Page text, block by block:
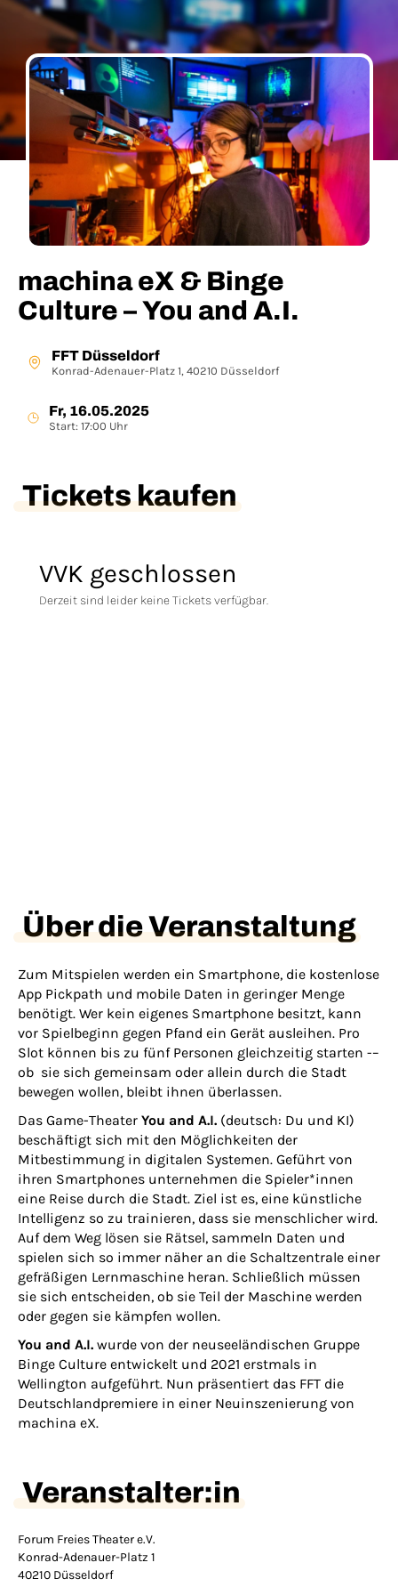
machina eX & Binge
Culture – You and A.I.
FFT Düsseldorf
Konrad-Adenauer-Platz 1, 40210 Düsseldorf
Fr, 16.05.2025
Start: 17:00 Uhr
Tickets kaufen
VVK geschlossen
Derzeit sind leider keine Tickets verfügbar.
Über die Veranstaltung
Zum Mitspielen werden ein Smartphone, die kostenlose
App Pickpath und mobile Daten in geringer Menge
benötigt. Wer kein eigenes Smartphone besitzt, kann
vor Spielbeginn gegen Pfand ein Gerät ausleihen. Pro
Slot können bis zu fünf Personen gleichzeitig starten -–
ob sie sich gemeinsam oder allein durch die Stadt
bewegen wollen, bleibt ihnen überlassen.
Das Game-Theater You and A.I. (deutsch: Du und KI)
beschäftigt sich mit den Möglichkeiten der
Mitbestimmung in digitalen Systemen. Geführt von
ihren Smartphones unternehmen die Spieler*innen
eine Reise durch die Stadt. Ziel ist es, eine künstliche
Intelligenz so zu trainieren, dass sie menschlicher wird.
Auf dem Weg lösen sie Rätsel, sammeln Daten und
spielen sich so immer näher an die Schaltzentrale einer
gefräßigen Lernmaschine heran. Schließlich müssen
sie sich entscheiden, ob sie Teil der Maschine werden
oder gegen sie kämpfen wollen.
You and A.I. wurde von der neuseeländischen Gruppe
Binge Culture entwickelt und 2021 erstmals in
Wellington aufgeführt. Nun präsentiert das FFT die
Deutschlandpremiere in einer Neuinszenierung von
machina eX.
Veranstalter:in
Forum Freies Theater e.V.
Konrad-Adenauer-Platz 1
40210 Düsseldorf